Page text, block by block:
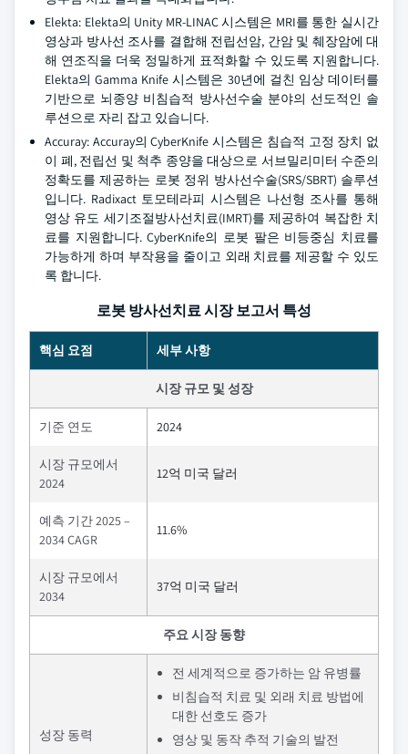
Elekta: Elekta의 Unity MR-LINAC 시스템은 MRI를 통한 실시간
영상과 방사선 조사를 결합해 전립선암, 간암 및 췌장암에 대
해 연조직을 더욱 정밀하게 표적화할 수 있도록 지원합니다.
Elekta의 Gamma Knife 시스템은 30년에 걸친 임상 데이터를
기반으로 뇌종양 비침습적 방사선수술 분야의 선도적인 솔
루션으로 자리 잡고 있습니다.
Accuray: Accuray의 CyberKnife 시스템은 침습적 고정 장치 없
이 폐, 전립선 및 척추 종양을 대상으로 서브밀리미터 수준의
정확도를 제공하는 로봇 정위 방사선수술(SRS/SBRT) 솔루션
입니다. Radixact 토모테라피 시스템은 나선형 조사를 통해
영상 유도 세기조절방사선치료(IMRT)를 제공하여 복잡한 치
료를 지원합니다. CyberKnife의 로봇 팔은 비등중심 치료를
가능하게 하며 부작용을 줄이고 외래 치료를 제공할 수 있도
록 합니다.
로봇 방사선치료 시장 보고서 특성
핵심 요점 세부 사항
시장 규모 및 성장
기준 연도 2024
시장 규모에서
2024
12억 미국 달러
예측 기간 2025 –
2034 CAGR
11.6%
시장 규모에서
2034
37억 미국 달러
주요 시장 동향
성장 동력
전 세계적으로 증가하는 암 유병률
비침습적 치료 및 외래 치료 방법에
대한 선호도 증가
영상 및 동작 추적 기술의 발전